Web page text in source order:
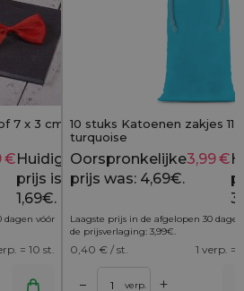
7 x 3 cm - rood
2,19 €
€Huidige
prijs is:
1,69€.
dagen vóór
= 10 st.
10 stuks Katoenen zakjes 11
turquoise
Oorspronkelijke
prijs was: 4,69€.
3,99€
Laagste prijs in de afgelopen 30
de prijsverlaging: 3,99€.
0,40 € / st. 1 verp. =
– verp. +
winkelwagen Toevoegen aan